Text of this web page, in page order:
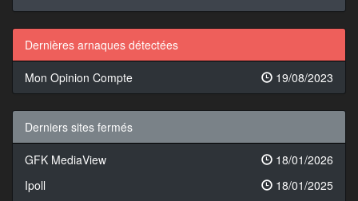
Dernières arnaques détectées
Mon Opinion Compte 19/08/2023
Derniers sites fermés
GFK MediaView
18/01/2026
Ipoll
18/01/2025